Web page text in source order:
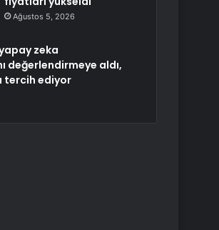
Ağustos 5, 2026
zeka
değerlendirmeye aldı,
tercih ediyor